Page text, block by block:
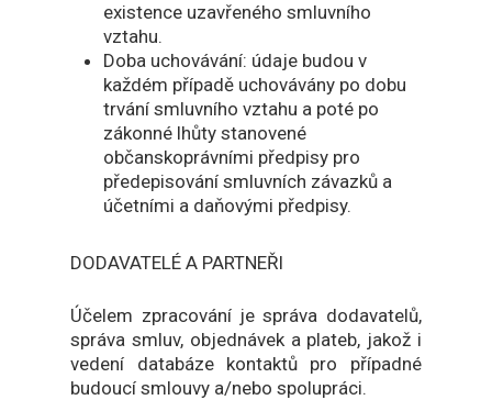
existence uzavřeného smluvního
vztahu.
Doba uchovávání: údaje budou v
každém případě uchovávány po dobu
trvání smluvního vztahu a poté po
zákonné lhůty stanovené
občanskoprávními předpisy pro
předepisování smluvních závazků a
účetními a daňovými předpisy.
DODAVATELÉ A PARTNEŘI
Účelem zpracování je správa dodavatelů,
správa smluv, objednávek a plateb, jakož i
vedení databáze kontaktů pro případné
budoucí smlouvy a/nebo spolupráci.